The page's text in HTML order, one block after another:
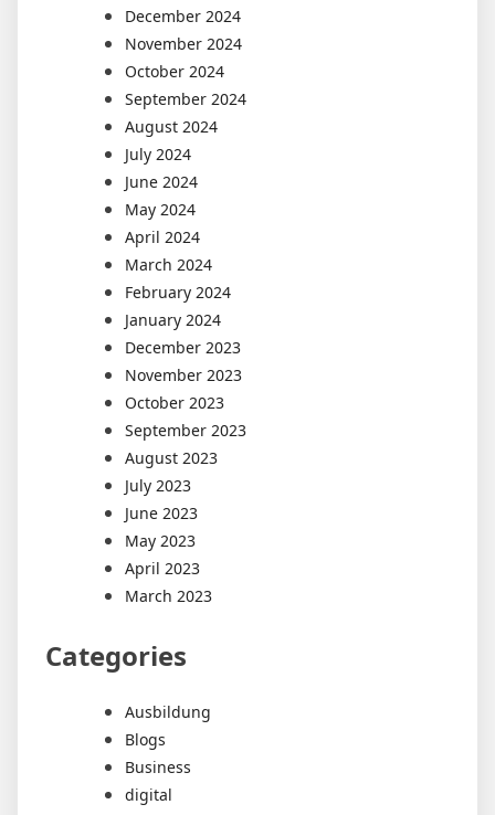
December 2024
November 2024
October 2024
September 2024
August 2024
July 2024
June 2024
May 2024
April 2024
March 2024
February 2024
January 2024
December 2023
November 2023
October 2023
September 2023
August 2023
July 2023
June 2023
May 2023
April 2023
March 2023
Categories
Ausbildung
Blogs
Business
digital